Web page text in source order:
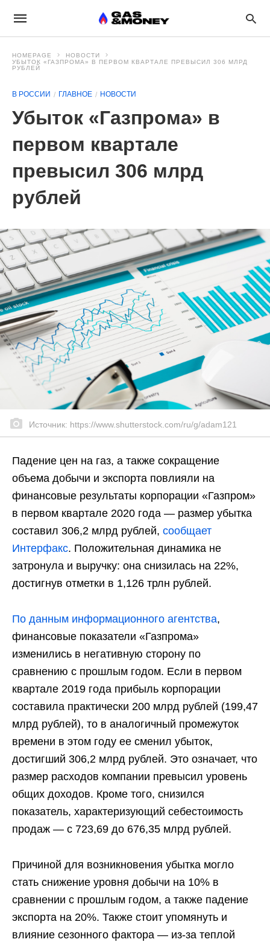
HOMEPAGE
НОВОСТИ
УБЫТОК «ГАЗПРОМА» В ПЕРВОМ КВАРТАЛЕ ПРЕВЫСИЛ 306 МЛРД
РУБЛЕЙ
В РОССИИ ГЛАВНОЕ НОВОСТИ
Убыток «Газпрома» в
первом квартале
превысил 306 млрд
рублей
Источник: https://www.shutterstock.com/ru/g/adam121
Падение цен на газ, а также сокращение
объема добычи и экспорта повлияли на
финансовые результаты корпорации «Газпром»
в первом квартале 2020 года — размер убытка
составил 306,2 млрд рублей, сообщает
Интерфакс. Положительная динамика не
затронула и выручку: она снизилась на 22%,
достигнув отметки в 1,126 трлн рублей.
По данным информационного агентства,
финансовые показатели «Газпрома»
изменились в негативную сторону по
сравнению с прошлым годом. Если в первом
квартале 2019 года прибыль корпорации
составила практически 200 млрд рублей (199,47
млрд рублей), то в аналогичный промежуток
времени в этом году ее сменил убыток,
достигший 306,2 млрд рублей. Это означает, что
размер расходов компании превысил уровень
общих доходов. Кроме того, снизился
показатель, характеризующий себестоимость
продаж — с 723,69 до 676,35 млрд рублей.
Причиной для возникновения убытка могло
стать снижение уровня добычи на 10% в
сравнении с прошлым годом, а также падение
экспорта на 20%. Также стоит упомянуть и
влияние сезонного фактора — из-за теплой